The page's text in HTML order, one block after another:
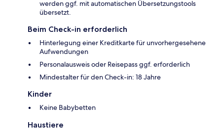
werden ggf. mit automatischen Übersetzungstools
übersetzt.
Beim Check-in erforderlich
Hinterlegung einer Kreditkarte für unvorhergesehene
Aufwendungen
Personalausweis oder Reisepass ggf. erforderlich
Mindestalter für den Check-in: 18 Jahre
Kinder
Keine Babybetten
Haustiere